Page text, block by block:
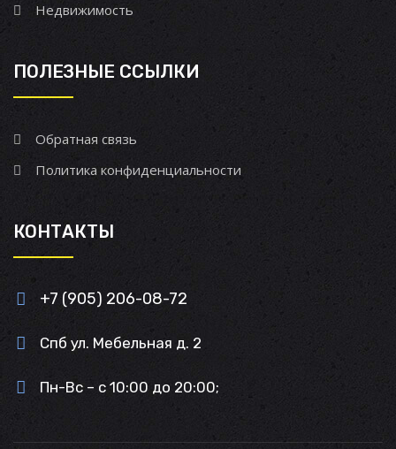
Недвижимость
ПОЛЕЗНЫЕ ССЫЛКИ
Обратная связь
Политика конфиденциальности
КОНТАКТЫ
+7 (905) 206-08-72
Спб ул. Мебельная д. 2
Пн-Вс – с 10:00 до 20:00;